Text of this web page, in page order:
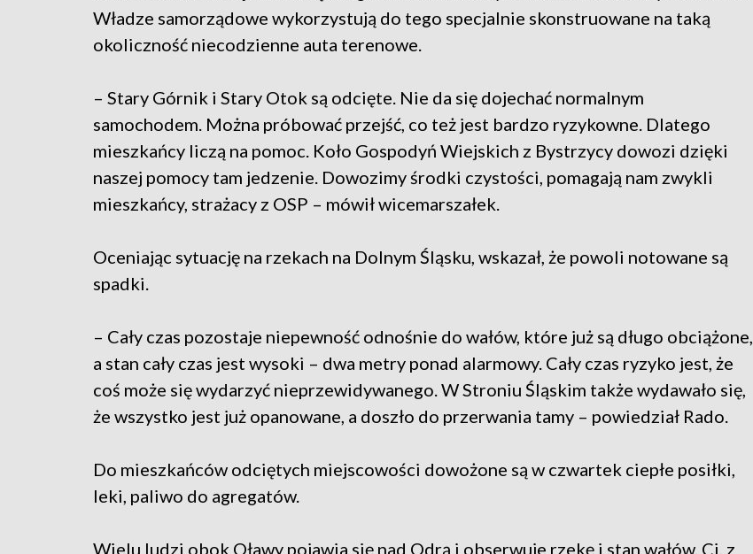
Władze samorządowe wykorzystują do tego specjalnie skonstruowane na taką
okoliczność niecodzienne auta terenowe.
– Stary Górnik i Stary Otok są odcięte. Nie da się dojechać normalnym
samochodem. Można próbować przejść, co też jest bardzo ryzykowne. Dlatego
mieszkańcy liczą na pomoc. Koło Gospodyń Wiejskich z Bystrzycy dowozi dzięki
naszej pomocy tam jedzenie. Dowozimy środki czystości, pomagają nam zwykli
mieszkańcy, strażacy z OSP – mówił wicemarszałek.
Oceniając sytuację na rzekach na Dolnym Śląsku, wskazał, że powoli notowane są
spadki.
– Cały czas pozostaje niepewność odnośnie do wałów, które już są długo obciążone,
a stan cały czas jest wysoki – dwa metry ponad alarmowy. Cały czas ryzyko jest, że
coś może się wydarzyć nieprzewidywanego. W Stroniu Śląskim także wydawało się,
że wszystko jest już opanowane, a doszło do przerwania tamy – powiedział Rado.
Do mieszkańców odciętych miejscowości dowożone są w czwartek ciepłe posiłki,
leki, paliwo do agregatów.
Wielu ludzi obok Oławy pojawia się nad Odrą i obserwuje rzekę i stan wałów. Ci, z